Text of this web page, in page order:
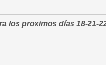
los proximos días 18-21-